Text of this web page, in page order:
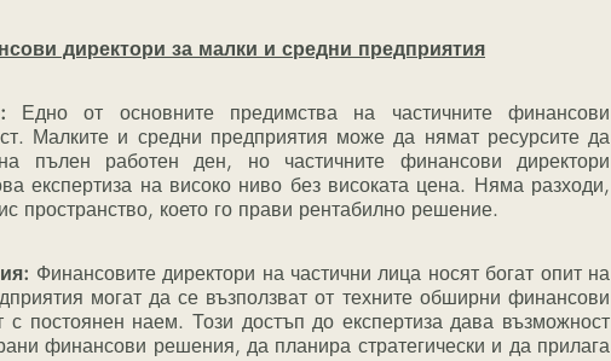
директори за малки и средни предприятия
Едно от основните предимства на частичните финансови
Малките и средни предприятия може да нямат ресурсите да
пълен работен ден, но частичните финансови директори
експертиза на високо ниво без високата цена. Няма разходи,
пространство, което го прави рентабилно решение.
Финансовите директори на частични лица носят богат опит на
могат да се възползват от техните обширни финансови
с постоянен наем. Този достъп до експертиза дава възможност
финансови решения, да планира стратегически и да прилага